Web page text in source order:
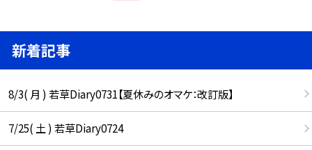
新着記事
8/3( 月 ) 若草Diary0731【夏休みのオマケ：改訂版】
7/25( 土 ) 若草Diary0724